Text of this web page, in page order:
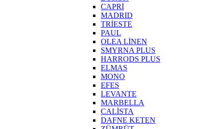
CAPRİ
MADRID
TRİESTE
PAUL
OLEA LİNEN
SMYRNA PLUS
HARRODS PLUS
ELMAS
MONO
EFES
LEVANTE
MARBELLA
CALİSTA
DAFNE KETEN